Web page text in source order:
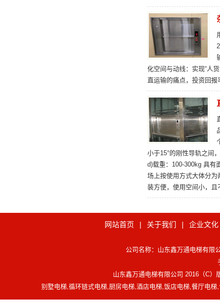
化空间与动线：实现“人
直运输的痛点，投资回报
小于15°的刚性导轨之间
d)载重：100-300kg 具有
场上按使用方式大体分
装方便，使用空间小，且
网站首页 | 关于我们 | 企业文化
公司名称：山东鑫万通电梯有
山东鑫万通电梯有限公司 2016（C
别墅电梯,循环链式电梯,厨房电梯,酒店电梯,饭店电梯,餐厅电